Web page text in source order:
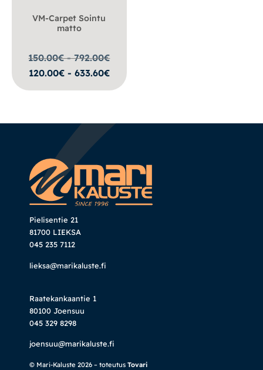
VM-Carpet Sointu
matto
150.00€ - 792.00€
120.00€ - 633.60€
Pielisentie 21
81700 LIEKSA
045 235 7112
lieksa@marikaluste.fi
Raatekankaantie 1
80100 Joensuu
045 329 8298
joensuu@marikaluste.fi
© Mari-Kaluste 2026 – toteutus Tovari